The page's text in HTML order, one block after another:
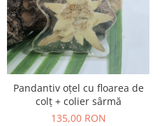
Pandantiv oțel cu floarea de
colț + colier sârmă
135,00 RON